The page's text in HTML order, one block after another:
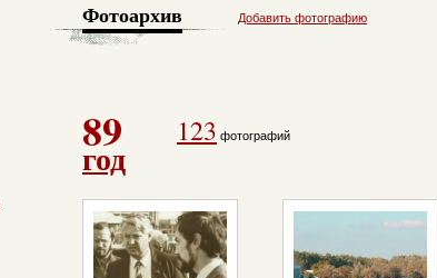
Фотоархив Добавить фотографию
89
год
123 фотографий